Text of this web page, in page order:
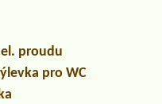
proudu
pro WC